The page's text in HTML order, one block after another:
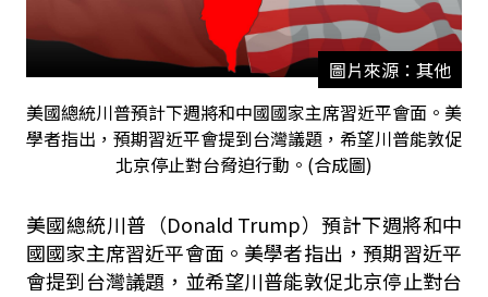
圖片來源：其他
美國總統川普預計下週將和中國國家主席習近平會面。美
學者指出，預期習近平會提到台灣議題，希望川普能敦促
北京停止對台脅迫行動。(合成圖)
美國總統川普（Donald Trump）預計下週將和中
國國家主席習近平會面。美學者指出，預期習近平
會提到台灣議題，並希望川普能敦促北京停止對台